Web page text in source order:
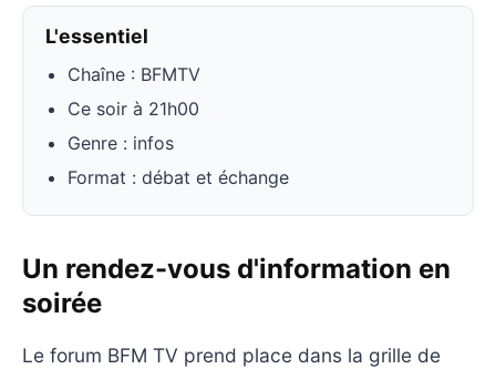
L'essentiel
Chaîne : BFMTV
Ce soir à 21h00
Genre : infos
Format : débat et échange
Un rendez-vous d'information en
soirée
Le forum BFM TV prend place dans la grille de